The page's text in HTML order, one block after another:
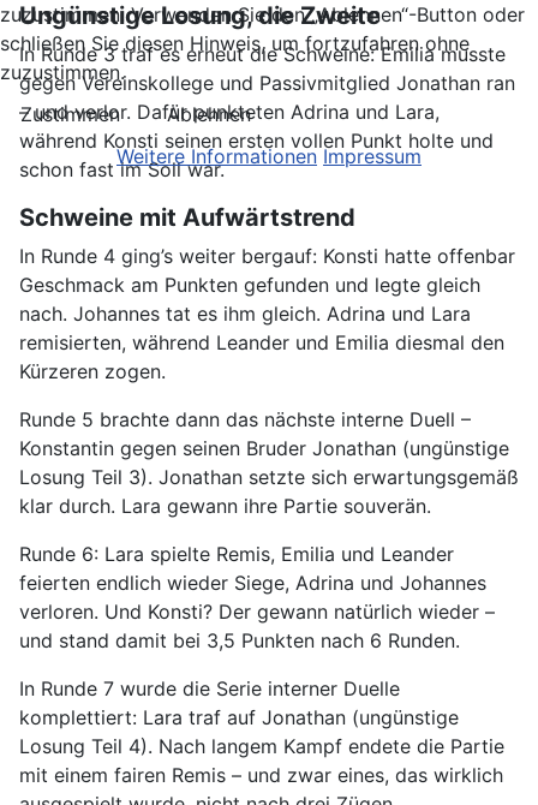
Ungünstige Losung, die Zweite
In Runde 3 traf es erneut die Schweine: Emilia musste
gegen Vereinskollege und Passivmitglied Jonathan ran
– und verlor. Dafür punkteten Adrina und Lara,
während Konsti seinen ersten vollen Punkt holte und
schon fast im Soll war.
Schweine mit Aufwärtstrend
In Runde 4 ging’s weiter bergauf: Konsti hatte offenbar
Geschmack am Punkten gefunden und legte gleich
nach. Johannes tat es ihm gleich. Adrina und Lara
remisierten, während Leander und Emilia diesmal den
Kürzeren zogen.
Runde 5 brachte dann das nächste interne Duell –
Konstantin gegen seinen Bruder Jonathan (ungünstige
Losung Teil 3). Jonathan setzte sich erwartungsgemäß
klar durch. Lara gewann ihre Partie souverän.
Runde 6: Lara spielte Remis, Emilia und Leander
feierten endlich wieder Siege, Adrina und Johannes
verloren. Und Konsti? Der gewann natürlich wieder –
und stand damit bei 3,5 Punkten nach 6 Runden.
In Runde 7 wurde die Serie interner Duelle
komplettiert: Lara traf auf Jonathan (ungünstige
Losung Teil 4). Nach langem Kampf endete die Partie
mit einem fairen Remis – und zwar eines, das wirklich
zuzustimmen. Verwenden Sie den „Ablehnen“-Button oder
schließen Sie diesen Hinweis, um fortzufahren ohne
zuzustimmen.
Zustimmen
Ablehnen
Weitere Informationen Impressum